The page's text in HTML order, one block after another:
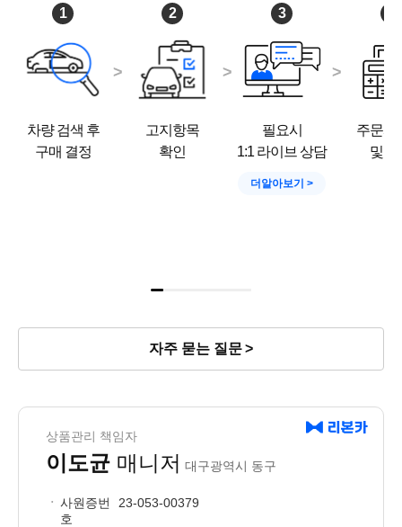
1
차량 검색 후
구매 결정
2
고지항목
확인
3
필요시
1:1 라이브 상담
더알아보기
주문서
및
자주 묻는 질문
상품관리 책임자
이도균 매니저 대구광역시 동구
사원증번
호
23-053-00379